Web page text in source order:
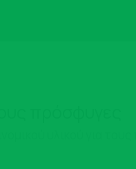
πρόσφυγες
υλικού για